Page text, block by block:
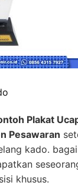
Plakat
Pesawaran
kado.
khusus.